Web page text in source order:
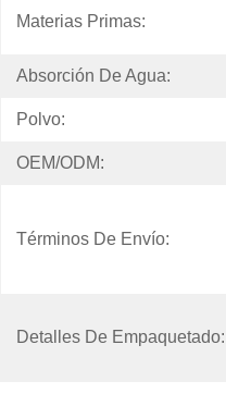
Materias Primas:
Absorción De Agua:
Polvo:
OEM/ODM:
Términos De Envío:
Detalles De Empaquetado: